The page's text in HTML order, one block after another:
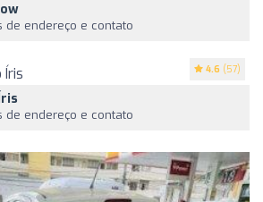
de endereço e contato
4.6 (57)
de endereço e contato